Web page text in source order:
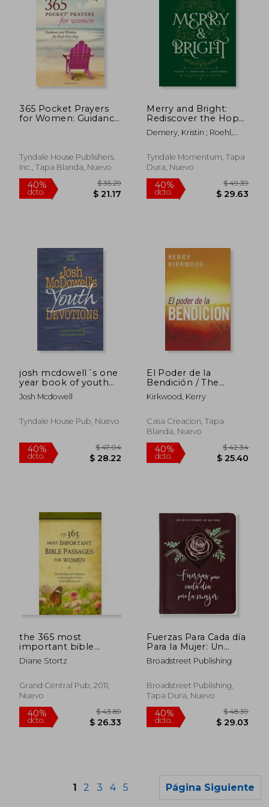
40%
dcto. $ 21.34
45%
dcto.
40%
dcto.
dcto. dcto. $
365 Pocket Prayers
for Women: Guidance
Tyndale House Publishers,
Inc., Tapa Blanda, Nuevo
Merry and Bright:
Rediscover the Hope,
Peace, and Joy of
Advent (en Inglés)
Demery, Kristin ; Roehl,
Tyndale Momentum, Tapa
Dura, Nuevo
josh mcdowell´s one
year book of youth
devotions
Josh Mcdowell
Tyndale House Pub, Nuevo
El Poder de la
Bendición / The
Power of Blessing
Kirkwood, Kerry
Casa Creacion, Tapa
Blanda, Nuevo
the 365 most
important bible
passages for
women,daily readings
becoming the
woman god created
Diane Stortz
Grand Central Pub, 2011,
Nuevo
Fuerzas Para Cada día
Para la Mujer: Un
Devocionario de 365
Días (en Inglés)
Broadstreet Publishing
Broadstreet Publishing,
Tapa Dura, Nuevo
1 2 3 4 5 Página Siguiente